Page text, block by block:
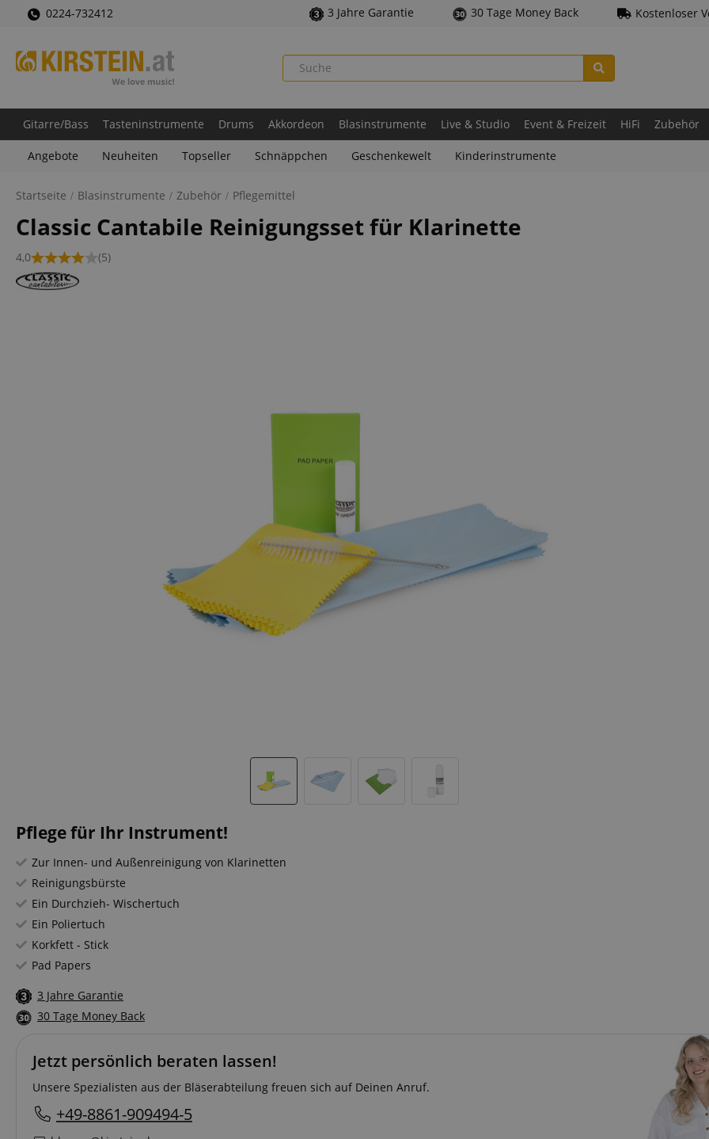
0224-732412 3 Jahre Garantie 30 Tage Money Back Kostenloser
Gitarre/Bass Tasteninstrumente Drums Akkordeon Blasinstrumente Live & Studio Event & Freizeit HiFi Zubehör
Angebote Neuheiten Topseller Schnäppchen Geschenkewelt Kinderinstrumente
Startseite Blasinstrumente Zubehör Pflegemittel
Classic Cantabile Reinigungsset für Klarinette
4,0 (5)
Pflege für Ihr Instrument!
Zur Innen- und Außenreinigung von Klarinetten
Reinigungsbürste
Ein Durchzieh- Wischertuch
Ein Poliertuch
Korkfett - Stick
Pad Papers
3 Jahre Garantie
30 Tage Money Back
Jetzt persönlich beraten lassen!
Unsere Spezialisten aus der Bläserabteilung freuen sich auf Deinen Anruf.
+49-8861-909494-5